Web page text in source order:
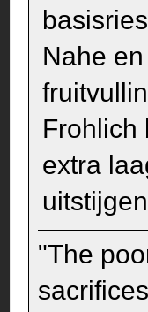
Nahe
Frohlich
extra
"The